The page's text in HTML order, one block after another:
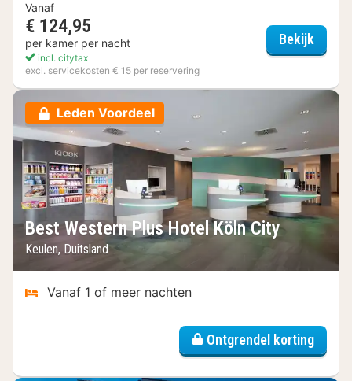
Vanaf
€ 124,95
per kamer per nacht
incl. citytax
excl. servicekosten € 15 per reservering
Bekijk
Leden Voordeel
Best Western Plus Hotel Köln City
Keulen, Duitsland
Vanaf 1 of meer nachten
Ontgrendel korting